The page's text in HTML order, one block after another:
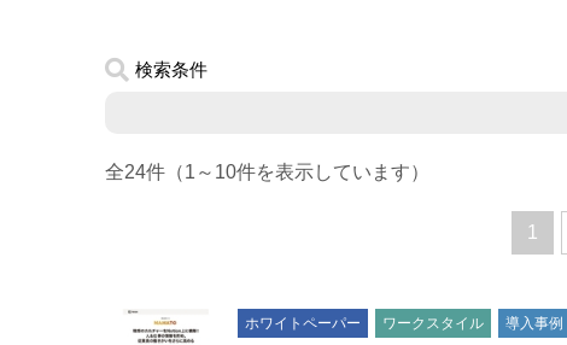
検索条件
全24件（1～10件を表示しています）
1
ホワイトペーパー ワークスタイル 導入事例